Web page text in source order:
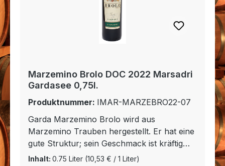
Marzemino Brolo DOC 2022 Marsadri
Gardasee 0,75l.
Produktnummer: IMAR-MARZEBRO22-07
Garda Marzemino Brolo wird aus
Marzemino Trauben hergestellt. Er hat eine
gute Struktur; sein Geschmack ist kräftig
und vollmundig. Das Bukett erinnert an
Inhalt: 0.75 Liter (10,53 € / 1 Liter)